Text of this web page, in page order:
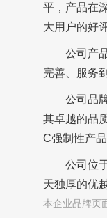
平，产品在
大用户的好评
公司产
完善、服务
公司品
其卓越的品
C强制性产
公司位
天独厚的优
本企业品牌页